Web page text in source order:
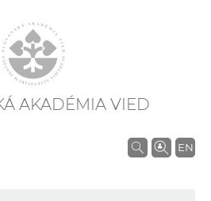
AKADÉMIA VIED
EN
V